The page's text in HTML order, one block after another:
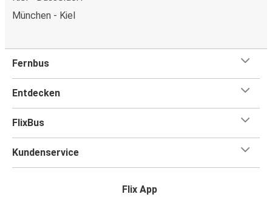
München - Kiel
Fernbus
Entdecken
FlixBus
Kundenservice
Flix App